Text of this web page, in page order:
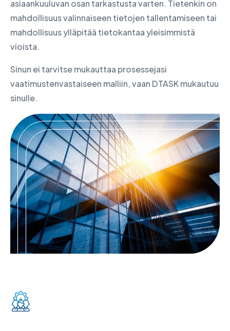
asiaankuuluvan osan tarkastusta varten. Tietenkin on
mahdollisuus valinnaiseen tietojen tallentamiseen tai
mahdollisuus ylläpitää tietokantaa yleisimmistä
vioista.
Sinun ei tarvitse mukauttaa prosessejasi
vaatimustenvastaiseen malliin, vaan DTASK mukautuu
sinulle.